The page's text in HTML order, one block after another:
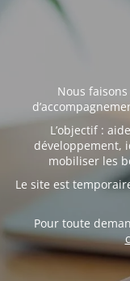
Nous
L’objectif :
développement,
mobiliser les
Le site est
Pour toute